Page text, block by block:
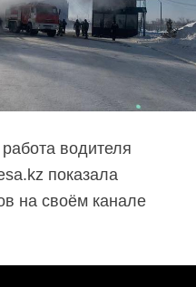
водителя
показала
на своём канале